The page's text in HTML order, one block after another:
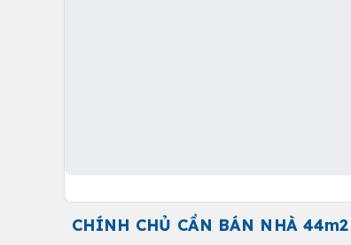
CHÍNH CHỦ CẦN BÁN NHÀ